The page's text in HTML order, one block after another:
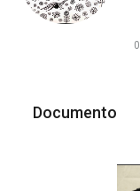
Documento